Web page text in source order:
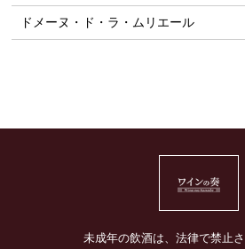
ドメーヌ・ド・ラ・ムリエール
未成年の飲酒は、法律で禁止さ